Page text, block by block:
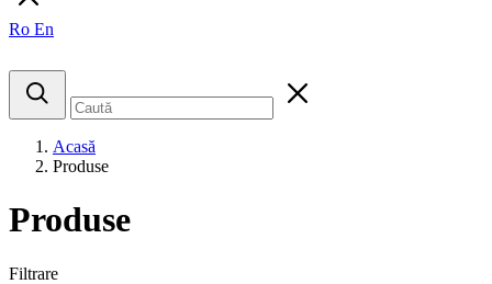
Ro En
Acasă
Produse
Produse
Filtrare